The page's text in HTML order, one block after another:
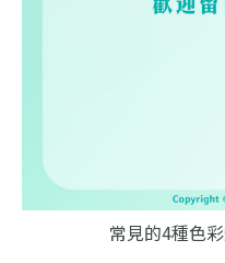
常見的4種色